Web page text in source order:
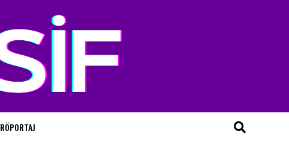
RÖPORTAJ